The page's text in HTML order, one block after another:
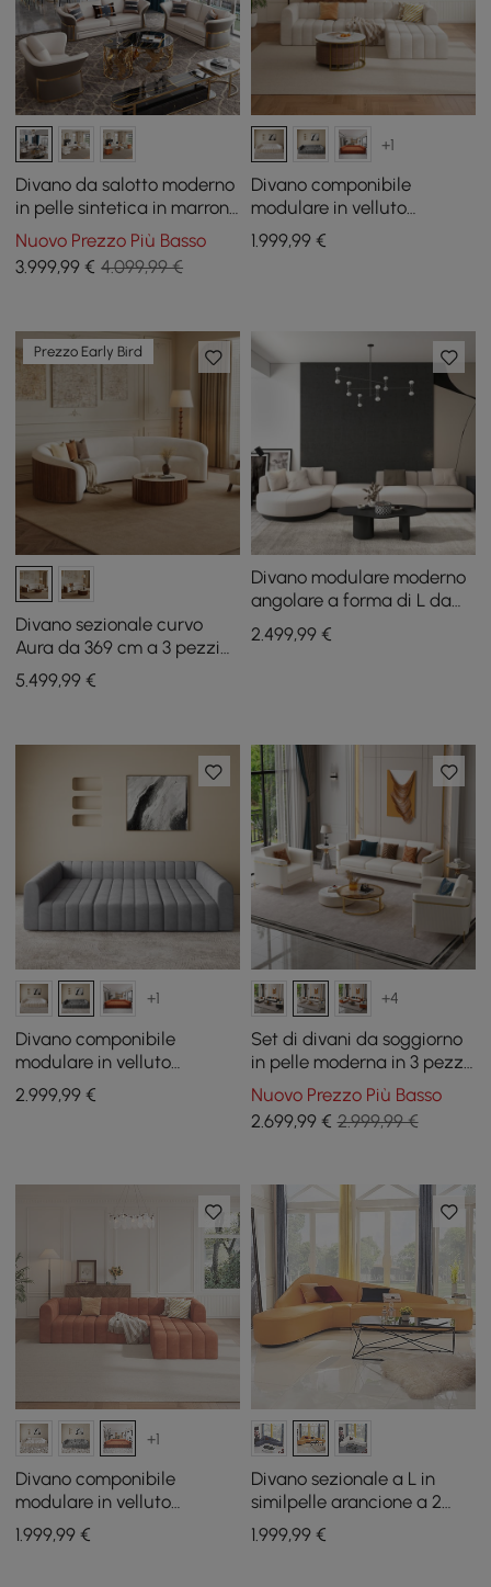
Divano da salotto moderno
in pelle sintetica in marrone
e bianco, set di 3
Nuovo Prezzo Più Basso
3.999,99 € 4.099,99 €
+1
Divano componibile
modulare in velluto
trapuntato a canali da 302
cm 4 pezzi
1.999,99€
Prezzo Early Bird
Divano sezionale curvo
Aura da 369 cm a 3 pezzi
rivestito in ciniglia con luce
5.499,99 €
Divano modulare moderno
angolare a forma di L da
146,9 pollici in beige con
cuscini e gambe nere
2.499,99€
+1
Divano componibile
modulare in velluto
trapuntato a canali da 302
cm 6 pezzi
2.999,99 €
+4
Set di divani da soggiorno
in pelle moderna in 3 pezzi
Vertex
Nuovo Prezzo Più Basso
2.699,99€ 2.999,99 €
+1
Divano componibile
modulare in velluto
trapuntato a canali da 302
cm 4 pezzi
1.999,99 €
Divano sezionale a L in
similpelle arancione a 2
pezzi
1.999,99€